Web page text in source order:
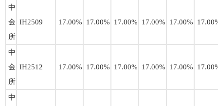
中
金
所
IH2509 17.00% 17.00% 17.00% 17.00% 17.00%
中
金
所
IH2512 17.00% 17.00% 17.00% 17.00% 17.00%
中